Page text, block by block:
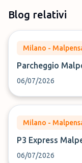
Blog relativi
Milano -
Parcheggio
06/07/2026
Milano -
P3 Express
06/07/2026